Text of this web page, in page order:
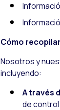
Cómo
Nosotros y
incluyendo:
A través
de